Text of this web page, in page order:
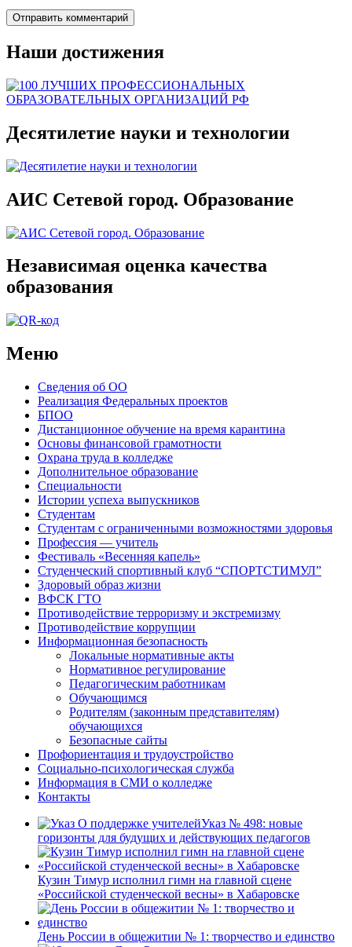
Наши достижения
Десятилетие науки и технологии
АИС Сетевой город. Образование
Независимая оценка качества
образования
Меню
Сведения об ОО
Реализация Федеральных проектов
БПОО
Дистанционное обучение на время карантина
Основы финансовой грамотности
Охрана труда в колледже
Дополнительное образование
Специальности
Истории успеха выпускников
Студентам
Студентам с ограниченными возможностями здоровья
Профессия — учитель
Фестиваль «Весенняя капель»
Студенческий спортивный клуб “СПОРТСТИМУЛ”
Здоровый образ жизни
ВФСК ГТО
Противодействие терроризму и экстремизму
Противодействие коррупции
Информационная безопасность
Локальные нормативные акты
Нормативное регулирование
Педагогическим работникам
Обучающимся
Родителям (законным представителям)
обучающихся
Безопасные сайты
Профориентация и трудоустройство
Социально-психологическая служба
Информация в СМИ о колледже
Контакты
Указ № 498: новые
горизонты для будущих и действующих педагогов
Кузин Тимур исполнил гимн на главной сцене
«Российской студенческой весны» в Хабаровске
День России в общежитии № 1: творчество и единство